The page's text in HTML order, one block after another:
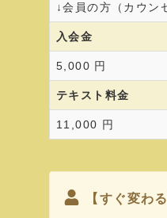
↓会員の方（カウン
入会金
5,000 円
テキスト料金
11,000 円
【すぐ変わ